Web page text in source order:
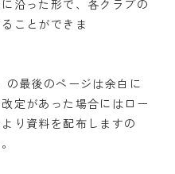
沿った形で、各クラブの
ことができま
の最後のページは余白に
定があった場合にはロー
り資料を配布しますの